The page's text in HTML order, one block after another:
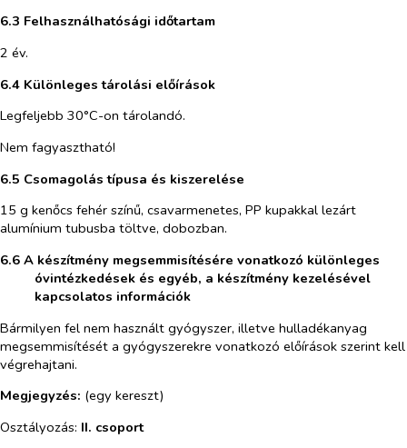
6.3 Felhasználhatósági időtartam
2 év.
6.4 Különleges tárolási előírások
Legfeljebb 30°C-on tárolandó.
Nem fagyasztható!
6.5 Csomagolás típusa és kiszerelése
15 g kenőcs fehér színű, csavarmenetes, PP kupakkal lezárt
alumínium tubusba töltve, dobozban.
6.6 A készítmény megsemmisítésére vonatkozó különleges
óvintézkedések és egyéb, a készítmény kezelésével
kapcsolatos információk
Bármilyen fel nem használt gyógyszer, illetve hulladékanyag
megsemmisítését a gyógyszerekre vonatkozó előírások szerint kell
végrehajtani.
Megjegyzés: (egy kereszt)
Osztályozás: II. csoport